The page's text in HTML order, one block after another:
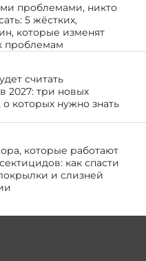
проблемами, никто
5 жёстких,
которые изменят
проблемам
считать
2027: три новых
о которых нужно знать
которые работают
как спасти
и слизней